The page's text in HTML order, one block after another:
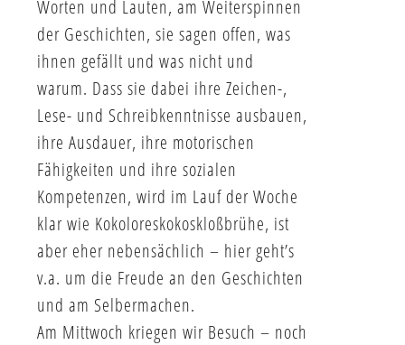
Worten und Lauten, am Weiterspinnen
der Geschichten, sie sagen offen, was
ihnen gefällt und was nicht und
warum. Dass sie dabei ihre Zeichen-,
Lese- und Schreibkenntnisse ausbauen,
ihre Ausdauer, ihre motorischen
Fähigkeiten und ihre sozialen
Kompetenzen, wird im Lauf der Woche
klar wie Kokoloreskokoskloßbrühe, ist
aber eher nebensächlich – hier geht’s
v.a. um die Freude an den Geschichten
und am Selbermachen.
Am Mittwoch kriegen wir Besuch – noch